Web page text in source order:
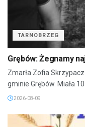
TARNOBRZEG
Grębów: Żegnamy
Zmarła Zofia
gminie Grębów. Miała
2026-08-09